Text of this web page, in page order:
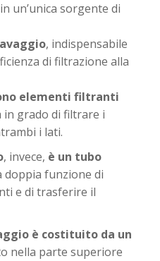
un’unica sorgente di
, indispensabile
di filtrazione alla
elementi filtranti
grado di filtrare i
i lati.
, invece, è un tubo
doppia funzione di
e di trasferire il
è costituito da un
nella parte superiore